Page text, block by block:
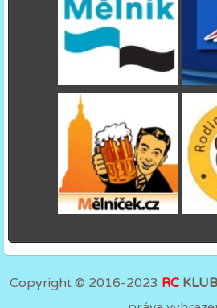
Copyright © 2016-2023 RC